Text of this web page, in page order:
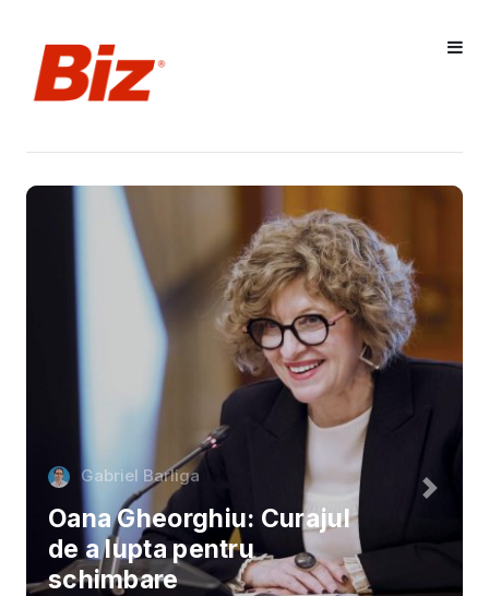
Gabriel Barliga
Oana Gheorghiu: Curajul
de a lupta pentru
schimbare